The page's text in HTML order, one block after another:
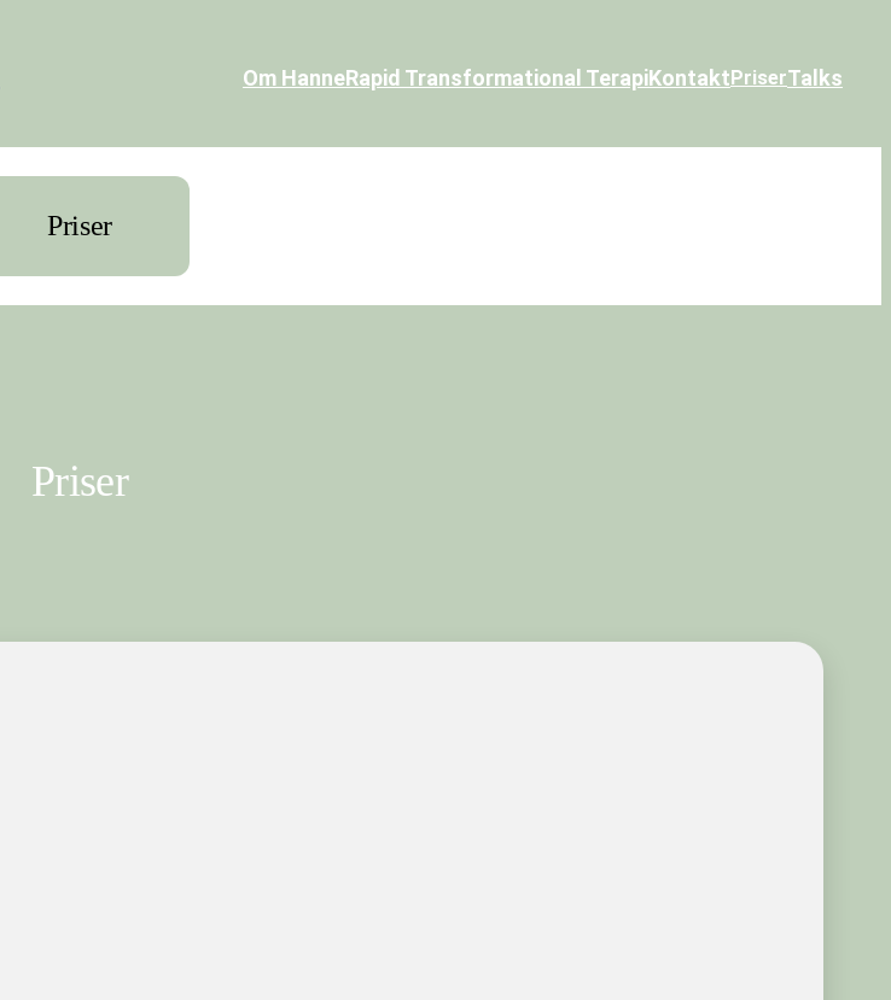
Om HanneRapid Transformational TerapiKontakt PriserTalks
Priser
Priser